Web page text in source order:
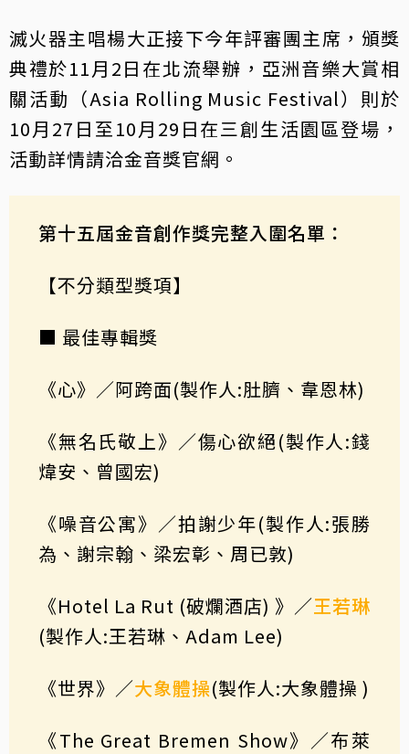
滅火器主唱楊大正接下今年評審團主席，頒獎
典禮於11月2日在北流舉辦，亞洲音樂大賞相
關活動（Asia Rolling Music Festival）則於
10月27日至10月29日在三創生活園區登場，
活動詳情請洽金音獎官網。
第十五屆金音創作獎完整入圍名單：
【不分類型獎項】
■ 最佳專輯獎
《心》／阿跨面(製作人:肚臍、韋恩林)
《無名氏敬上》／傷心欲絕(製作人:錢
煒安、曾國宏)
《噪音公寓》／拍謝少年(製作人:張勝
為、謝宗翰、梁宏彰、周已敦)
《Hotel La Rut (破爛酒店) 》／王若琳
(製作人:王若琳、Adam Lee)
《世界》／大象體操(製作人:大象體操 )
《The Great Bremen Show》／布萊